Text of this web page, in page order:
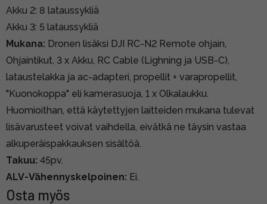
Akku 2: 8 lataussykliä
Akku 3: 5 lataussykliä
Mukana: Dronen lisäksi DJI RC-N2 Remote ohjain,
Ohjaintikut, 3 x Akku, RC Cable (Lighning ja USB-C),
lataustelakka ja ac-adapteri, propellit + varapropellit,
"Kuonokoppa" eli kamerasuoja, 1 x Olkalaukku.
Huomioithan, että käytettyjen laitteiden mukana tulevat
lisävarusteet voivat vaihdella, eivätkä ne täysin vastaa
alkuperäispakkauksen sisältöä.
Takuu: 45pv.
ALV-Vähennyskelpoinen: Ei.
Osta myös